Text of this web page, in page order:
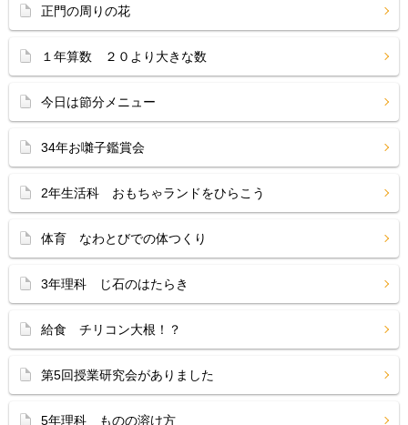
正門の周りの花
１年算数 ２０より大きな数
今日は節分メニュー
34年お囃子鑑賞会
2年生活科 おもちゃランドをひらこう
体育 なわとびでの体つくり
3年理科 じ石のはたらき
給食 チリコン大根！？
第5回授業研究会がありました
5年理科 ものの溶け方